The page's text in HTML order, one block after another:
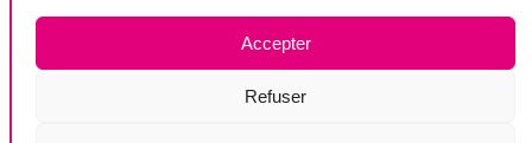
Accepter
Refuser